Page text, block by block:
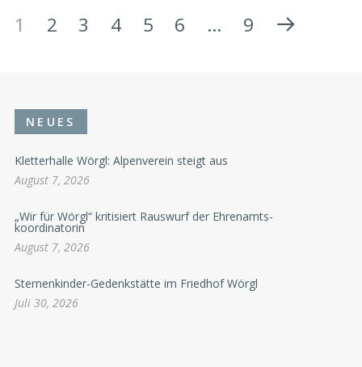
1 2 3 4 5 6 … 9
NEUES
Kletterhalle Wörgl: Alpenverein steigt aus
August 7, 2026
„Wir für Wörgl“ kritisiert Rauswurf der Ehrenamts-
koordinatorin
August 7, 2026
Sternenkinder-Gedenkstätte im Friedhof Wörgl
Juli 30, 2026